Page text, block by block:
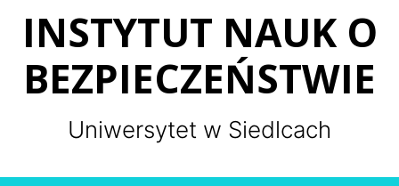
INSTYTUT NAUK O
BEZPIECZEŃSTWIE
Uniwersytet w Siedlcach